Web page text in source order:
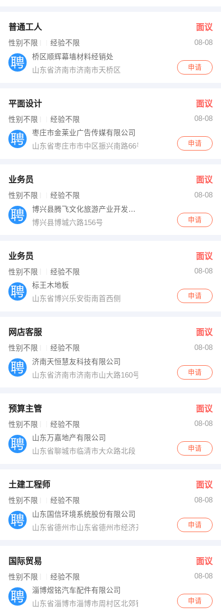
普通工人 面议
性别不限 经验不限
08-08
桥区顺辉幕墙材料经销处
山东省济南市济南市天桥区
申请
平面设计 面议
性别不限 经验不限
08-08
枣庄市金莱业广告传媒有限公司
山东省枣庄市市中区振兴南路66号
申请
业务员 面议
性别不限 经验不限
08-08
博兴县腾飞文化旅游产业开发公司
博兴县博城六路156号
申请
业务员 面议
性别不限 经验不限
08-08
标王木地板
山东省博兴乐安街南首西侧
申请
网店客服 面议
性别不限 经验不限
08-08
济南天恒慧友科技有限公司
山东省济南市济南市山大路160号6007室
申请
预算主管 面议
性别不限 经验不限
08-08
山东万嘉地产有限公司
山东省聊城市临清市大众路北段
申请
土建工程师 面议
性别不限 经验不限
08-08
山东国信环境系统股份有限公司
山东省德州市山东省德州市经济开发区晶华路北段东侧
申请
国际贸易 面议
性别不限 经验不限
08-08
淄博煜铭汽车配件有限公司
山东省淄博市淄博市周村区北郊镇
申请